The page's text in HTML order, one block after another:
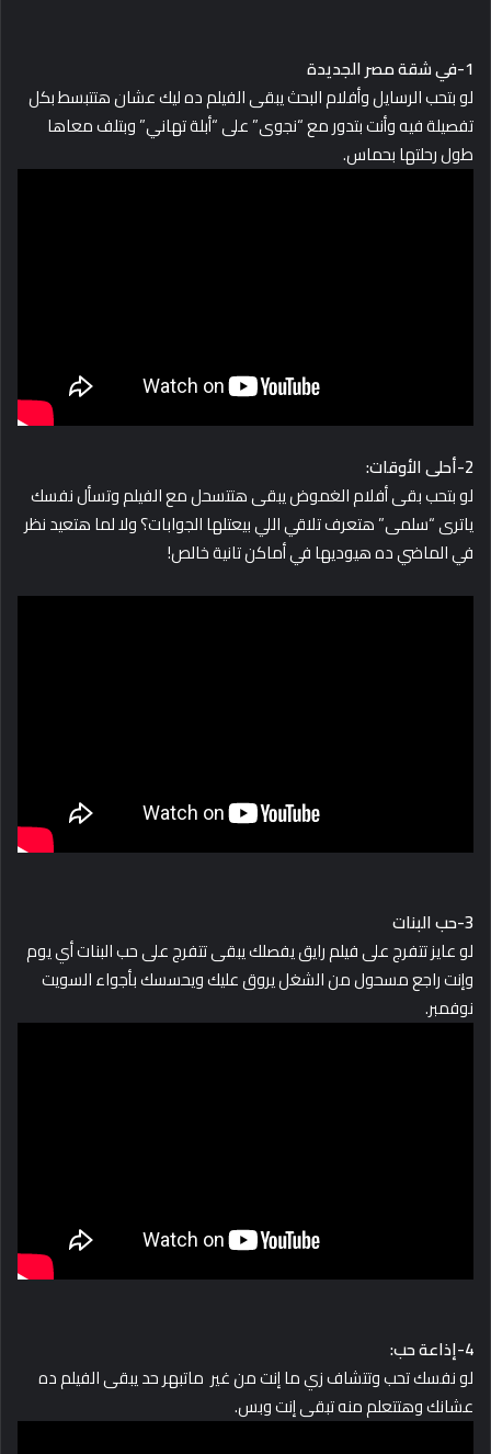
1-في شقة مصر الجديدة
لو بتحب الرسايل وأفلام البحث يبقى الفيلم ده ليك عشان هتتبسط بكل
تفصيلة فيه وأنت بتدور مع “نجوى” على “أبلة تهاني” وبتلف معاها
طول رحلتها بحماس.
2-أحلى الأوقات:
لو بتحب بقى أفلام الغموض يبقى هتتسحل مع الفيلم وتسأل نفسك
ياترى “سلمى” هتعرف تلاقي اللي بيعتلها الجوابات؟ ولا لما هتعيد نظر
في الماضي ده هيوديها في أماكن تانية خالص!
3-حب البنات
لو عايز تتفرج على فيلم رايق يفصلك يبقى تتفرج على حب البنات أي يوم
وإنت راجع مسحول من الشغل يروق عليك ويحسسك بأجواء السويت
نوفمبر.
4-إذاعة حب:
لو نفسك تحب وتتشاف زي ما إنت من غير ماتبهر حد يبقى الفيلم ده
عشانك وهتتعلم منه تبقى إنت وبس.